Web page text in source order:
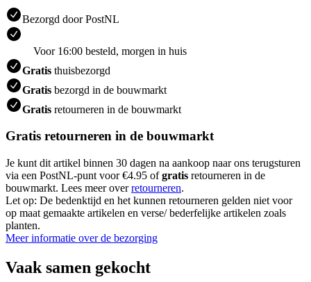
Bezorgd door PostNL
Voor 16:00 besteld, morgen in huis
Gratis thuisbezorgd
Gratis bezorgd in de bouwmarkt
Gratis retourneren in de bouwmarkt
Gratis retourneren in de bouwmarkt
Je kunt dit artikel binnen 30 dagen na aankoop naar ons terugsturen
via een PostNL-punt voor €4.95 ofgratis retourneren in de
bouwmarkt. Lees meer overretourneren.
Let op: De bedenktijd en het kunnen retourneren gelden niet voor
op maat gemaakte artikelen en verse/ bederfelijke artikelen zoals
planten.
Meer informatie over de bezorging
Vaak samen gekocht